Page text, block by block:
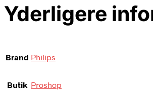
Yderligere
Brand Philips
Butik Proshop